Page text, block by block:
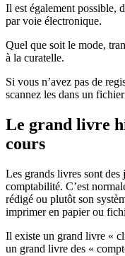
Il est également possible,
par voie électronique.
Quel que soit le mode,
à la curatelle.
Si vous n’avez pas de
scannez les dans un
Le grand livre
cours
Les grands livres sont des
comptabilité. C’est
rédigé ou plutôt son
imprimer en papier ou
Il existe un grand livre «
un grand livre des «